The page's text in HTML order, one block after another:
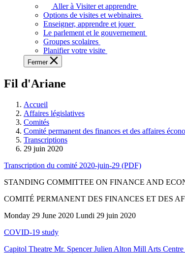
voir,
apprendre
et
découvrir
l'Assemblée
législative.
Aller à Visiter et apprendre
Options de visites et webinaires
Enseigner, apprendre et jouer
Le parlement et le gouvernement
Groupes scolaires
Planifier votre visite
Fermer
Fil d'Ariane
Accueil
Affaires législatives
Comités
Comité permanent des finances et des affaires
Transcriptions
29 juin 2020
Transcription du comité 2020-juin-29 (PDF)
STANDING COMMITTEE ON FINANCE AND
COMITÉ PERMANENT DES FINANCES ET DES
Monday 29 June 2020 Lundi 29 juin 2020
COVID-19 study
Capitol Theatre Mr. Spencer Julien Alton Mill Arts